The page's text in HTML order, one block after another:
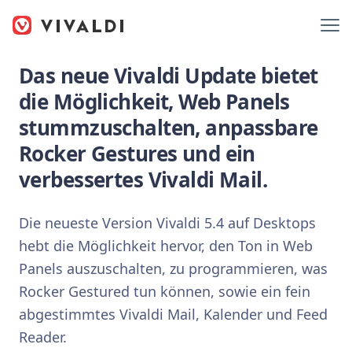
Das neue Vivaldi Update bietet
die Möglichkeit, Web Panels
stummzuschalten, anpassbare
Rocker Gestures und ein
verbessertes Vivaldi Mail.
Die neueste Version Vivaldi 5.4 auf Desktops
hebt die Möglichkeit hervor, den Ton in Web
Panels auszuschalten, zu programmieren, was
Rocker Gestured tun können, sowie ein fein
abgestimmtes Vivaldi Mail, Kalender und Feed
Reader.